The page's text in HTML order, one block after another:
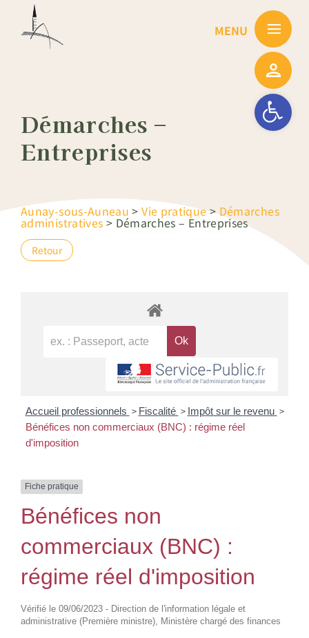
Ouvrir la
Démarches –
Entreprises
Aunay-sous-Auneau >Vie pratique>Démarches
administratives > Démarches – Entreprises
Retour
Accueil professionnels > Fiscalité > Impôt sur le revenu >
Bénéfices non commerciaux (BNC) : régime réel
d'imposition
Fiche pratique
Bénéfices non
commerciaux (BNC) :
régime réel d'imposition
Vérifié le 09/06/2023 - Direction de l'information légale et
administrative (Première ministre), Ministère chargé des finances